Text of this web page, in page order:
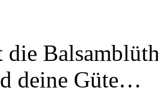
deine Güte…